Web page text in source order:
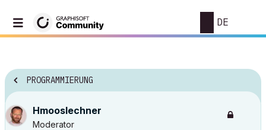
DE
PROGRAMMIERUNG
Hmooslechner
Moderator